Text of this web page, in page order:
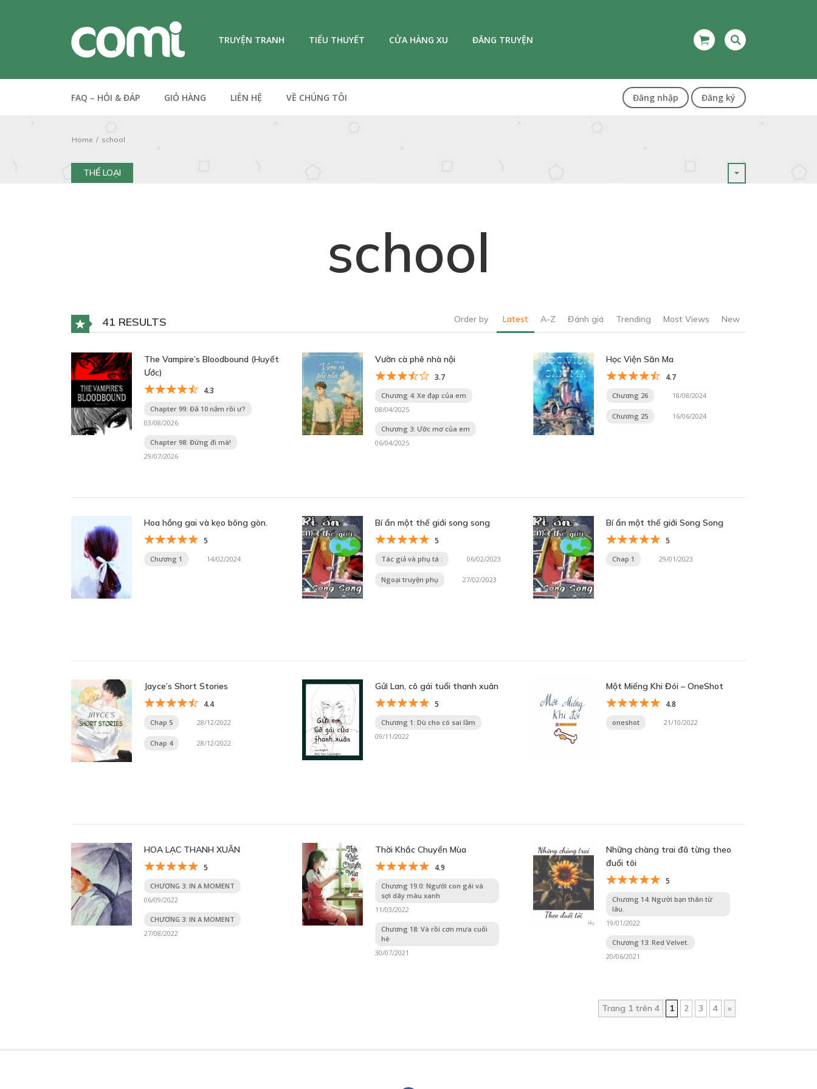
TRUYỆN TRANH TIỂU THUYẾT CỬA HÀNG XU ĐĂNG TRUYỆN
FAQ – HỎI & ĐÁP GIỎ HÀNG LIÊN HỆ VỀ CHÚNG TÔI Đăng nhập Đăng ký
Home school
THỂ LOẠI
school
41 RESULTS Order by Latest A-Z Đánh giá Trending Most Views New
The Vampire’s Bloodbound (Huyết
Ước)
4.3
Chapter 99: Đã 10 năm rồi ư?
03/08/2026
Chapter 98: Đừng đi mà!
29/07/2026
Vườn cà phê nhà nội
3.7
Chương 4: Xe đạp của em
08/04/2025
Chương 3: Ước mơ của em
06/04/2025
Học Viện Săn Ma
4.7
Chương 26 18/08/2024
Chương 25 16/06/2024
Hoa hồng gai và kẹo bông gòn.
5
Chương 1 14/02/2024
Bí ẩn một thế giới song song
5
Tác giả và phụ tá : 06/02/2023
Ngoại truyện phụ 27/02/2023
Bí ẩn một thế giới Song Song
5
Chap 1 29/01/2023
Jayce’s Short Stories
4.4
Chap 5 28/12/2022
Chap 4 28/12/2022
Gửi Lan, cô gái tuổi thanh xuân
5
Chương 1: Dù cho có sai lầm
09/11/2022
Một Miếng Khi Đói – OneShot
4.8
oneshot 21/10/2022
HOA LẠC THANH XUÂN
5
CHƯƠNG 3: IN A MOMENT
06/09/2022
CHƯƠNG 3: IN A MOMENT
27/08/2022
Thời Khắc Chuyển Mùa
4.9
Chương 19.0: Người con gái và
sợi dây màu xanh
11/03/2022
Chương 18: Và rồi cơn mưa cuối
hè
30/07/2021
Những chàng trai đã từng theo
đuổi tôi
5
Chương 14: Người bạn thân từ
lâu.
19/01/2022
Chương 13: Red Velvet.
20/06/2021
Trang 1 trên 4 1 2 3 4 »